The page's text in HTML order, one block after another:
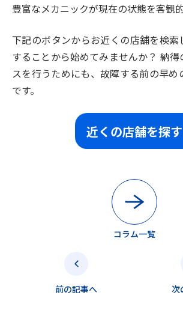
豊富なメカニックが現在の状態を客観
下記のボタンからお近くの店舗を検索
することから始めてみませんか？ 納
スを行うためにも、故障する前の早め
です。
近くの店舗を探す
コラム一覧
前の記事へ 次